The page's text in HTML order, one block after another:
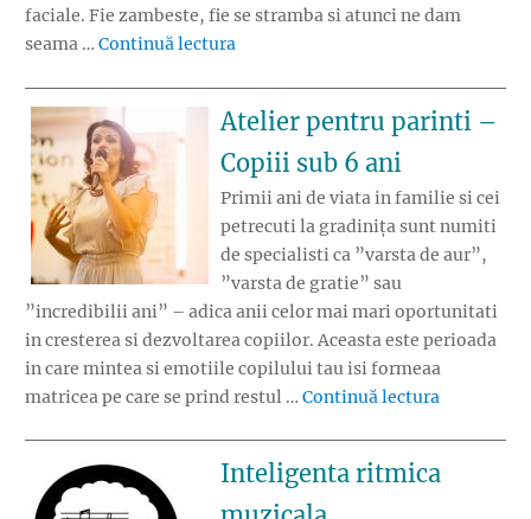
faciale. Fie zambeste, fie se stramba si atunci ne dam
seama … Continuă lectura
Atelier pentru parinti –
Copiii sub 6 ani
Primii ani de viata in familie si cei
petrecuti la gradinița sunt numiti
de specialisti ca ”varsta de aur”,
”varsta de gratie” sau
”incredibilii ani” – adica anii celor mai mari oportunitati
in cresterea si dezvoltarea copiilor. Aceasta este perioada
in care mintea si emotiile copilului tau isi formeaa
matricea pe care se prind restul … Continuă lectura
Inteligenta ritmica